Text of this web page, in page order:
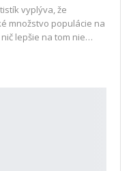
vyplýva, že
množstvo populácie na
lepšie na tom nie…